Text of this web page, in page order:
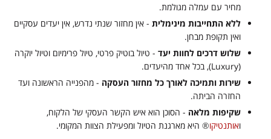
מחיר עם עמלה מגולמת.
ללא התחייבות מינימלית - אין מחזור שנתי נדרש, אין יעדים עסקיים
ואין תקופת מבחן.
שלוש דרכים לחוות יעד - טיול בוטיק פרטי, טיול פרימיום וטיול יוקרה
(Luxury), בכל אחד מהיעדים.
שירות ותמיכה לאורך כל מחזור העסקה - מהפנייה הראשונה ועד
החזרה הביתה.
שקיפות מלאה - הסוכן הוא איש הקשר העסקי של הלקוח,
ואותנטיקו® היא מארגנת הטיול ומפעילת הצוות המקומי.